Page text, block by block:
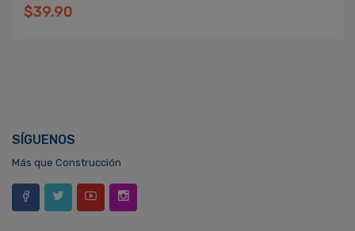
$39.90
SÍGUENOS
Más que Construcción